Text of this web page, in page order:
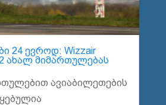
24 ევროდ: Wizzair
ახალ მიმართულებას
ავიაბილეთების